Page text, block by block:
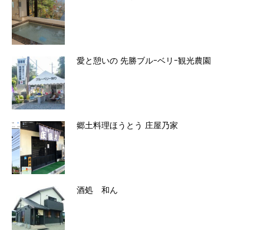
愛と憩いの 先勝ブルｰベリｰ観光農園
郷土料理ほうとう 庄屋乃家
酒処 和ん